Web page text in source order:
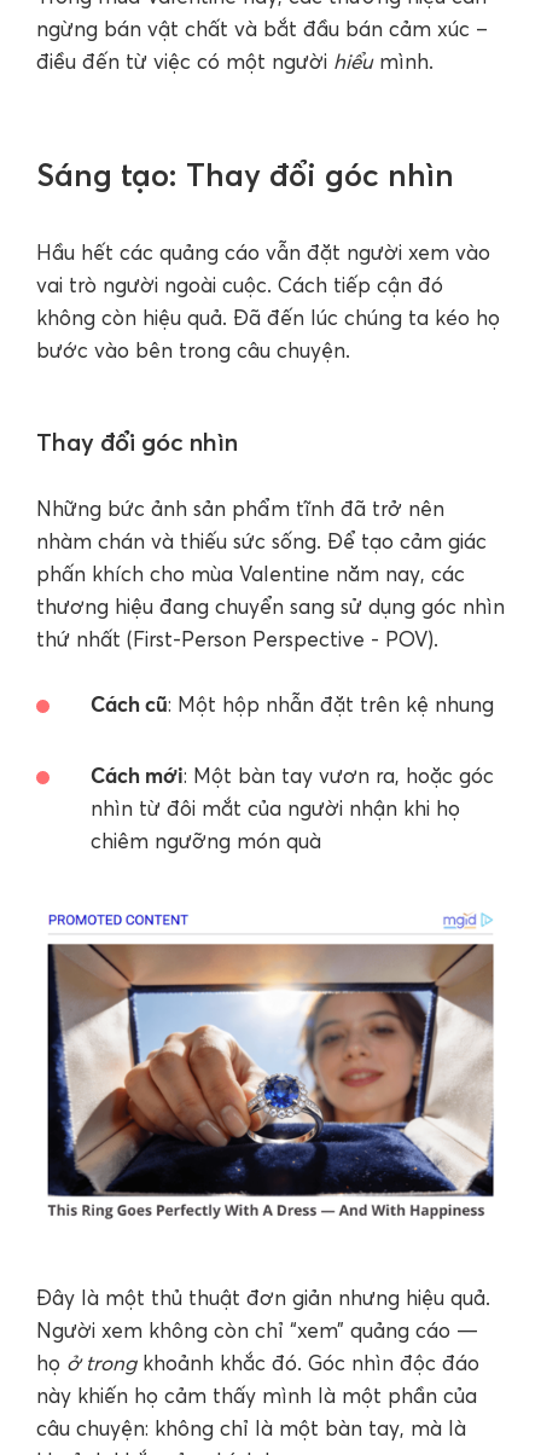
ngừng bán vật chất và bắt đầu bán cảm xúc –
điều đến từ việc có một người hiểumình.
Sáng tạo: Thay đổi góc nhìn
Hầu hết các quảng cáo vẫn đặt người xem vào
vai trò người ngoài cuộc. Cách tiếp cận đó
không còn hiệu quả. Đã đến lúc chúng ta kéo họ
bước vào bên trong câu chuyện.
Thay đổi góc nhìn
Những bức ảnh sản phẩm tĩnh đã trở nên
nhàm chán và thiếu sức sống. Để tạo cảm giác
phấn khích cho mùa Valentine năm nay, các
thương hiệu đang chuyển sang sử dụng góc nhìn
thứ nhất (First-Person Perspective - POV).
Cách cũ: Một hộp nhẫn đặt trên kệ nhung
Cách mới: Một bàn tay vươn ra, hoặc góc
nhìn từ đôi mắt của người nhận khi họ
chiêm ngưỡng món quà
Đây là một thủ thuật đơn giản nhưng hiệu quả.
Người xem không còn chỉ “xem” quảng cáo —
họ ở trongkhoảnh khắc đó. Góc nhìn độc đáo
này khiến họ cảm thấy mình là một phần của
câu chuyện: không chỉ là một bàn tay, mà là